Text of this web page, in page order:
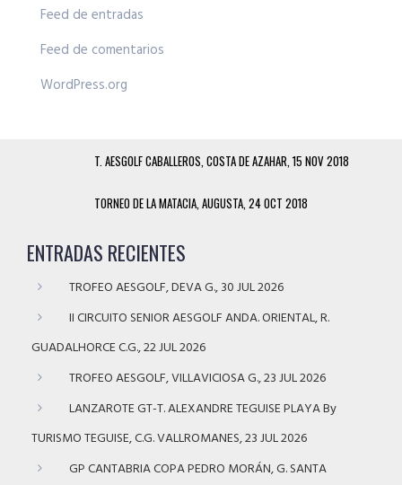
Feed de entradas
Feed de comentarios
WordPress.org
T. AESGOLF CABALLEROS, COSTA DE AZAHAR, 15 NOV 2018
TORNEO DE LA MATACIA, AUGUSTA, 24 OCT 2018
ENTRADAS RECIENTES
TROFEO AESGOLF, DEVA G., 30 JUL 2026
II CIRCUITO SENIOR AESGOLF ANDA. ORIENTAL, R.
GUADALHORCE C.G., 22 JUL 2026
TROFEO AESGOLF, VILLAVICIOSA G., 23 JUL 2026
LANZAROTE GT-T. ALEXANDRE TEGUISE PLAYA By
TURISMO TEGUISE, C.G. VALLROMANES, 23 JUL 2026
GP CANTABRIA COPA PEDRO MORÁN, G. SANTA